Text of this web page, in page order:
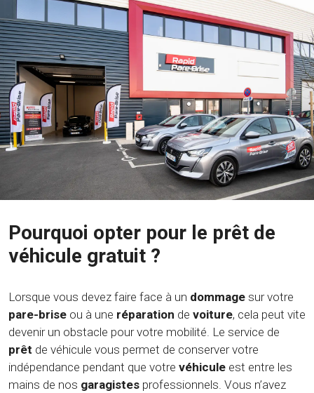
Pourquoi opter pour le prêt de
véhicule gratuit ?
Lorsque vous devez faire face à un dommage sur votre
pare-brise ou à une réparation de voiture, cela peut vite
devenir un obstacle pour votre mobilité. Le service de
prêt de véhicule vous permet de conserver votre
indépendance pendant que votre véhicule est entre les
mains de nos garagistes professionnels. Vous n’avez